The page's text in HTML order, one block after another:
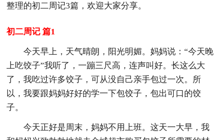
整理的初二周记3篇，欢迎大家分享。
初二周记 篇1
今天早上，天气晴朗，阳光明媚。妈妈说：“今天晚
上吃饺子”我听了，一蹦三尺高，连声叫好。长这么大
了，我吃过许多饺子，可从没自己亲手包过一次。所
以，我要跟妈妈好好的学一下包饺子，包出可口的饺
子。
今天正好是周末，妈妈不用上班。这天一大早，我